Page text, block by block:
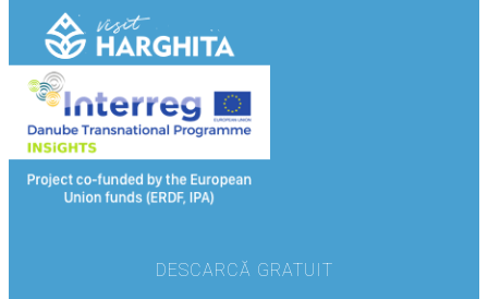
DESCARCĂ GRATUIT